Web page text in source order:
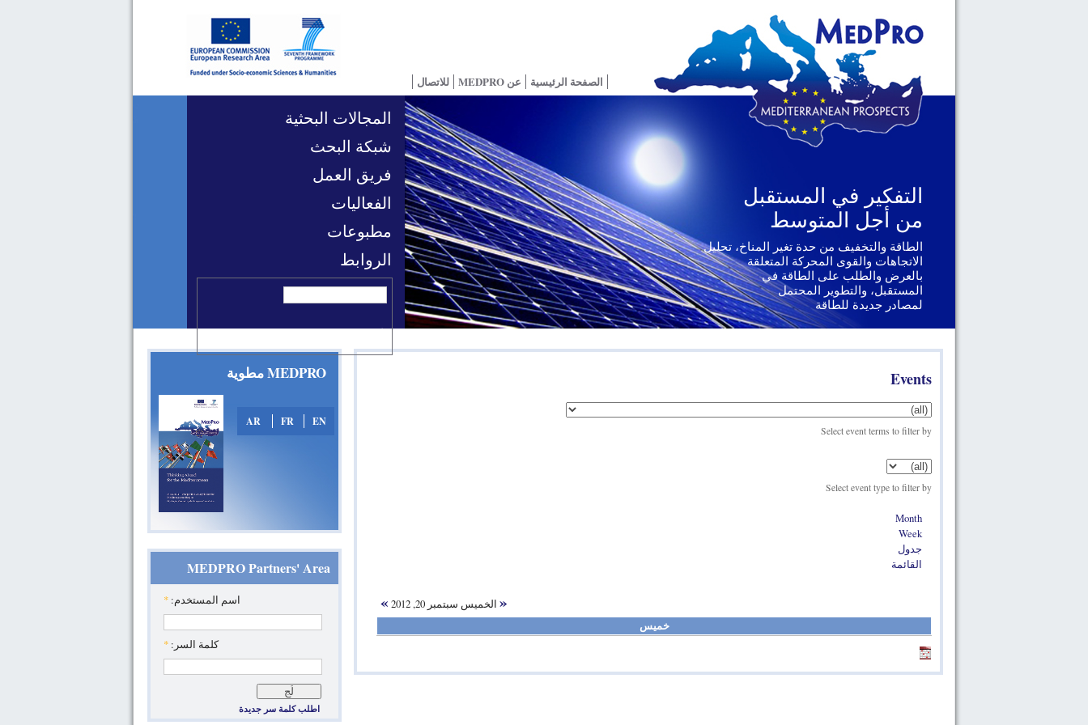
التفكير في المستقبل
من أجل المتوسط
الطاقة والتخفيف من حدة تغير المناخ، تحليل
الاتجاهات والقوى المحركة المتعلقة
بالعرض والطلب على الطاقة في
المستقبل، والتطوير المحتمل
لمصادر جديدة للطاقة
التفكير في المستقبل
من أجل المتوسط
الجغرافيا السياسية والحوكمة، يتناول التحديات السياسية
الإقليمية والدولية التي تواجهها دول
جنوب المتوسط
الصفحة الرئيسية عن MEDPRO للاتصال
المجالات البحثية
شبكة البحث
فريق العمل
الفعاليات
مطبوعات
الروابط
MEDPRO مطوية
EN
FR
AR
MEDPRO Partners' Area
‏اسم المستخدم: ‏ *
‏كلمة السر: ‏ *
اطلب كلمة سر جديدة
Events
Select event terms to filter by
Select event type to filter by
Month
Week
جدول
القائمة
« الخميس سبتمبر 20, 2012 »
خميس